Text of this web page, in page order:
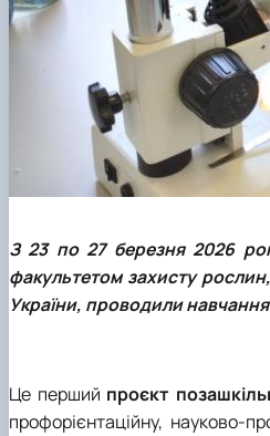
З 23 по 27 березня 2026
факультетом захисту
України, проводили
Це перший проєкт
профорієнтаційну, науково-